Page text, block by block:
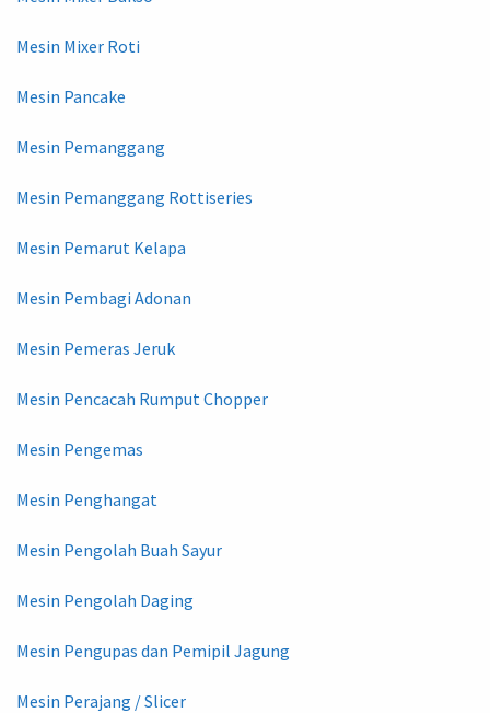
Mesin Mixer Roti
Mesin Pancake
Mesin Pemanggang
Mesin Pemanggang Rottiseries
Mesin Pemarut Kelapa
Mesin Pembagi Adonan
Mesin Pemeras Jeruk
Mesin Pencacah Rumput Chopper
Mesin Pengemas
Mesin Penghangat
Mesin Pengolah Buah Sayur
Mesin Pengolah Daging
Mesin Pengupas dan Pemipil Jagung
Mesin Perajang / Slicer